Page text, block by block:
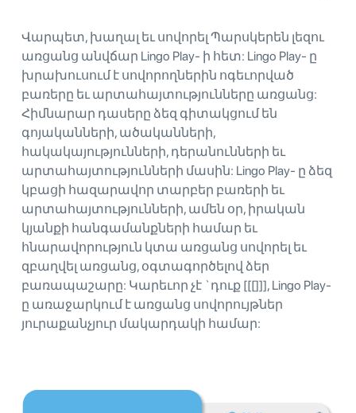
Վարպետ, խաղալ եւ սովորել Պարսկերեն լեզու
առցանց անվճար Lingo Play- ի հետ: Lingo Play- ը
խրախուսում է սովորողներին ոգեւորված
բառերը եւ արտահայտությունները առցանց:
Հիմնարար դասերը ձեզ գիտակցում են
գոյականների, ածականների,
հակակայությունների, դերանունների եւ
արտահայտությունների մասին: Lingo Play- ը ձեզ
կբացի հազարավոր տարբեր բառերի եւ
արտահայտությունների, ամեն օր, իրական
կյանքի հանգամանքների համար եւ
հնարավորություն կտա առցանց սովորել եւ
զբաղվել առցանց, օգտագործելով ձեր
բառապաշարը: Կարեւոր չէ `դուք [[[]]], Lingo Play-
ը առաջարկում է առցանց սովորույթներ
յուրաքանչյուր մակարդակի համար: